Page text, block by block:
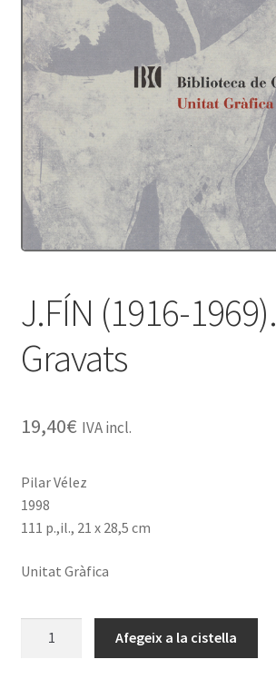
Protecció de dades
Termes i condicions
J.FÍN (1916-1969).
Gravats
19,40€ IVA incl.
Pilar Vélez
1998
111 p.,il., 21 x 28,5 cm
Unitat Gràfica
Afegeix a la cistella